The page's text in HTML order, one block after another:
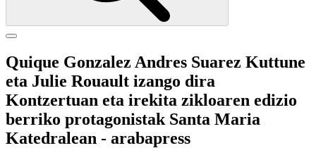
Quique Gonzalez Andres Suarez Kuttune
eta Julie Rouault izango dira
Kontzertuan eta irekita zikloaren edizio
berriko protagonistak Santa Maria
Katedralean - arabapress